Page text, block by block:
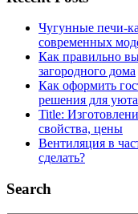
Чугунные печи-
современных
Как правильно
загородного дома
Как оформить
решения для
Title:
свойства, цены
Вентиляция в
сделать?
Search